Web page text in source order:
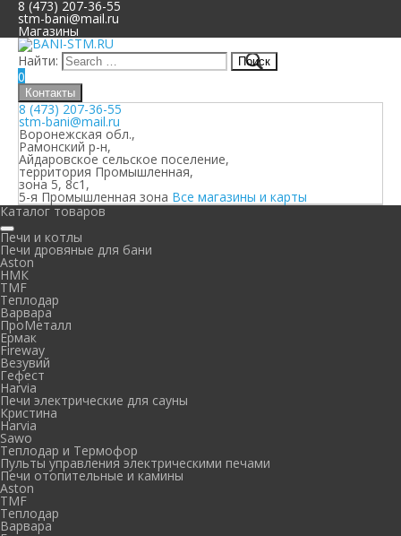
8 (473) 207-36-55
stm-bani@mail.ru
Магазины
Найти:
0
Контакты
8 (473) 207-36-55
stm-bani@mail.ru
Воронежская обл.,
Рамонский р-н,
Айдаровское сельское поселение,
территория Промышленная,
зона 5, 8с1,
5-я Промышленная зона Все магазины и карты
Каталог товаров
Печи и котлы
Печи дровяные для бани
Aston
НМК
TMF
Теплодар
Варвара
ПроМеталл
Ермак
Fireway
Везувий
Гефест
Harvia
Печи электрические для сауны
Кристина
Harvia
Sawo
Теплодар и Термофор
Пульты управления электрическими печами
Печи отопительные и камины
Aston
TMF
Теплодар
Варвара